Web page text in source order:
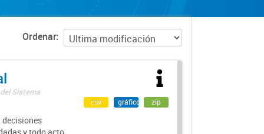
Ordenar
Sistema
csv gráfico zip